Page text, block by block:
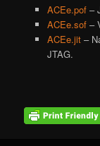
ACEe.pof–
ACEe.sof–
ACEe.jit–
JTAG.